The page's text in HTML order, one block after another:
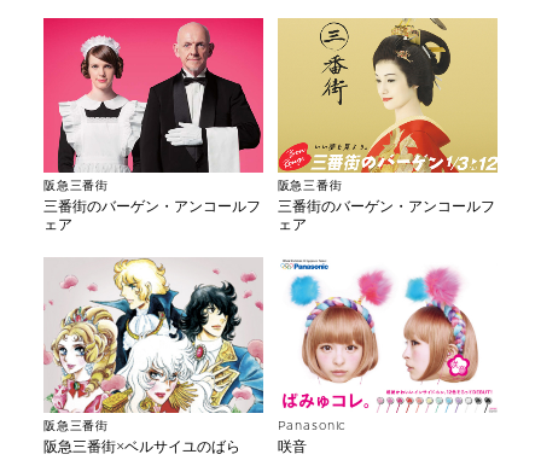
阪急三番街
三番街のバーゲン・アンコールフ
ェア
阪急三番街
三番街のバーゲン・アンコールフ
ェア
阪急三番街
阪急三番街×ベルサイユのばら
Panasonic
咲音